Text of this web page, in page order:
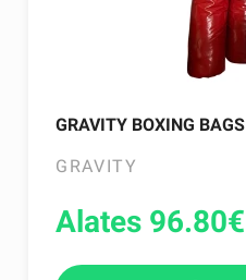
GRAVITY BOXING BAGS
GRAVITY
Alates 96.80€